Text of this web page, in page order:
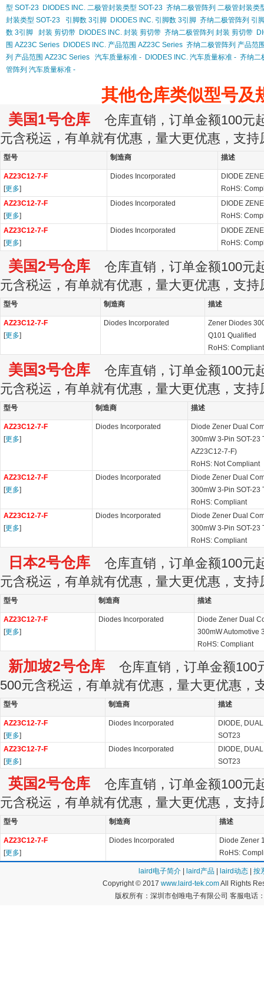
型 SOT-23 DIODES INC. 二极管封装类型 SOT-23 齐纳二极管阵列 二极管封装类
封装类型 SOT-23
引脚数 3引脚 DIODES INC. 引脚数 3引脚 齐纳二极管阵列 引
数 3引脚
封装 剪切带 DIODES INC. 封装 剪切带 齐纳二极管阵列 封装 剪切带
围 AZ23C Series DIODES INC. 产品范围 AZ23C Series 齐纳二极管阵列 产品范
列 产品范围 AZ23C Series
汽车质量标准 - DIODES INC. 汽车质量标准 - 齐纳二
管阵列 汽车质量标准 -
其他仓库类似型号及
美国1号仓库 仓库直销，订单金额100元
元含税运，有单就有优惠，量大更优惠，支持
型号 制造商 描述
AZ23C12-7-F
[更多]
Diodes Incorporated
DIODE
RoHS:
AZ23C12-7-F
[更多]
Diodes Incorporated
DIODE
RoHS:
AZ23C12-7-F
[更多]
Diodes Incorporated
DIODE
RoHS:
美国2号仓库 仓库直销，订单金额100元
元含税运，有单就有优惠，量大更优惠，支持
型号 制造商 描述
AZ23C12-7-F
[更多]
Diodes Incorporated
Zener Diodes
Q101 Qualified
RoHS: Compliant
美国3号仓库 仓库直销，订单金额100元
元含税运，有单就有优惠，量大更优惠，支持
型号 制造商 描述
AZ23C12-7-F
[更多]
Diodes Incorporated
Diode Zener Dual
300mW 3-Pin SOT-23
AZ23C12-7-F)
RoHS: Not Compliant
AZ23C12-7-F
[更多]
Diodes Incorporated
Diode Zener Dual
300mW 3-Pin SOT-23
RoHS: Compliant
AZ23C12-7-F
[更多]
Diodes Incorporated
Diode Zener Dual
300mW 3-Pin SOT-23
RoHS: Compliant
日本2号仓库 仓库直销，订单金额100元
元含税运，有单就有优惠，量大更优惠，支持
型号 制造商 描述
AZ23C12-7-F
[更多]
Diodes Incorporated
Diode Zener Dual
300mW Automotive
RoHS: Compliant
新加坡2号仓库 仓库直销，订单金额100
500元含税运，有单就有优惠，量大更优惠，
型号 制造商 描述
AZ23C12-7-F
[更多]
Diodes Incorporated
DIODE,
SOT23
AZ23C12-7-F
[更多]
Diodes Incorporated
DIODE,
SOT23
英国2号仓库 仓库直销，订单金额100元
元含税运，有单就有优惠，量大更优惠，支持
型号 制造商 描述
AZ23C12-7-F
[更多]
Diodes Incorporated
Diode Zener
RoHS:
laird电子简介 laird产品 laird动态
按
Copyright © 2017 www.laird-tek.comAll Rights
版权所有：深圳市创唯电子有限公司 客服电话